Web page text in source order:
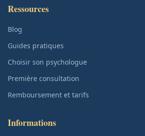
Ressources
Blog
Guides pratiques
Choisir son psychologue
Première consultation
Remboursement et tarifs
Informations